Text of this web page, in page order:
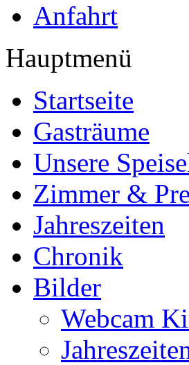
Anfahrt
Hauptmenü
Startseite
Gasträume
Unsere
Zimmer &
Jahreszeiten
Chronik
Bilder
Webcam